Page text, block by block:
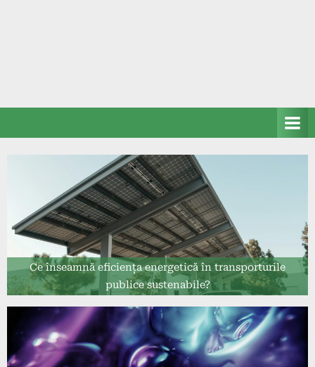
Ce înseamnă eficiența energetică în transporturile
publice sustenabile?